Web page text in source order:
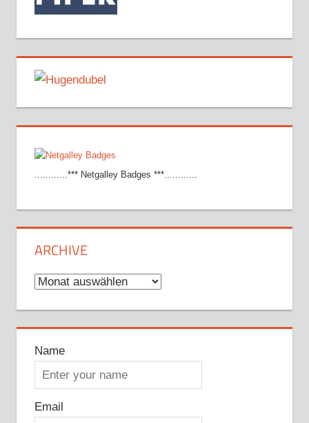
............*** Netgalley Badges ***............
ARCHIVE
Archive
Name
Email